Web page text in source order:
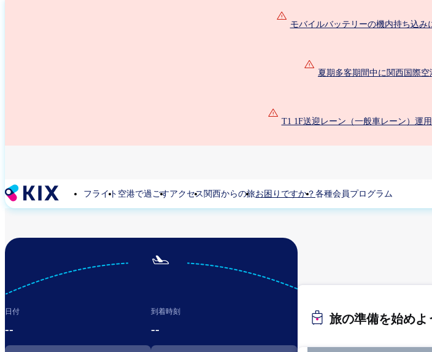
モバイルバッテリーの機内持ち込み
夏期多客期間中に関西国際
T1 1F送迎レーン（一般車レーン）運
フライト 空港で過ごすアクセス 関西からの旅お困りですか？ 各種会員プログラム

日付
--
到着時刻
--
旅の準備を始めよ